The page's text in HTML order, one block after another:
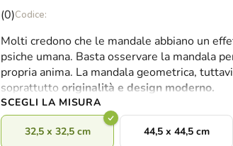
La
media
del
prodotto
è
0,0
su
(0)
Molti credono che le mandale abbiano un
psiche umana. Basta osservare la mandala
propria anima. La mandala geometrica,
soprattutto originalità e design moderno.
SCEGLI LA MISURA
32,5 x 32,5 cm 44,5 x 44,5 cm